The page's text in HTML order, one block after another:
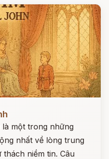
một trong những
nhất về lòng trung
niềm tin. Câu